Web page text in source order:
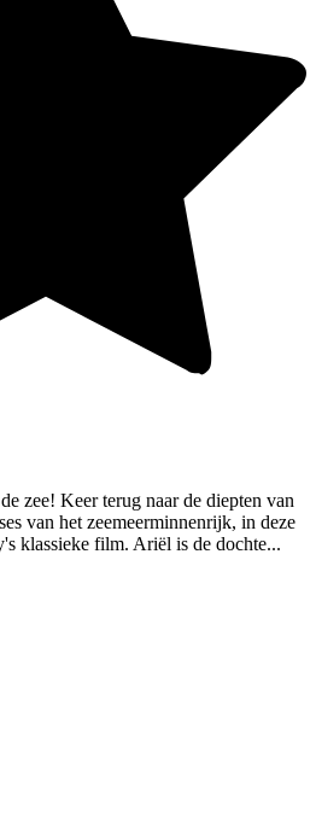
zee! Keer terug naar de diepten van
van het zeemeerminnenrijk, in deze
klassieke film. Ariël is de dochte...